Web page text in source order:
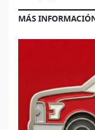
MÁS